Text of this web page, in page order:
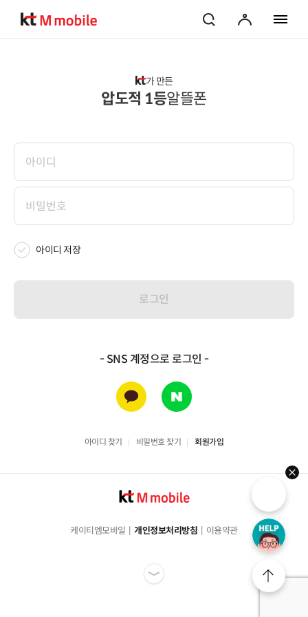
검색
마이페이지
가 만든
압도적 1등알뜰폰
아이디 저장
로그인
- SNS 계정으로 로그인 -
카카오
네이버
아이디 찾기 비밀번호 찾기 회원가입
케이티엠모바일 개인정보처리방침 이용약관
help